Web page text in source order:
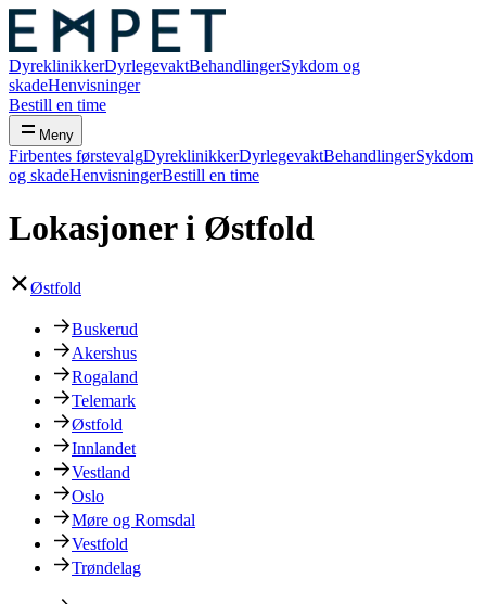
DyreklinikkerDyrlegevaktBehandlingerSykdom og
skadeHenvisninger
Bestill en time
Meny
Firbentes førstevalgDyreklinikkerDyrlegevaktBehandlingerSykdom
og skadeHenvisningerBestill en time
Lokasjoner i Østfold
Østfold
Buskerud
Akershus
Rogaland
Telemark
Østfold
Innlandet
Vestland
Oslo
Møre og Romsdal
Vestfold
Trøndelag